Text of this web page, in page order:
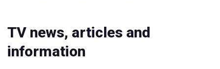
TV news, articles and
information